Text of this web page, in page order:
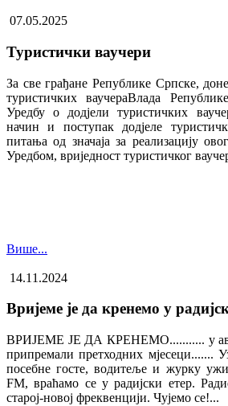
07.05.2025
Туристички ваучери
За све грађане Републике Српске,
туристичких ваучера​Влада
Уредбу о додјели туристичких
начин и поступак додјеле
питања од значаја за реализацију
Уредбом, вриједност туристичког
Више...
14.11.2024
Вријеме је да кренемо у
ВРИЈЕМЕ ЈЕ ДА КРЕНЕМО........... у
припремали претходних мјесеци.......
посебне госте, водитеље и журку
FM, враћамо се у радијски етер.
старој-новој фреквенцији. Чујемо се!...